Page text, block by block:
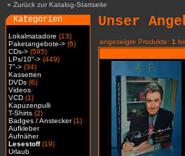
» Zurück zur Katalog-Startseite
Kategorien
Lokalmatadore (13)
Paketangebote-> (6)
CDs-> (595)
LPs/10"-> (449)
7"-> (34)
Kassetten
DVDs (6)
Videos
VCD (1)
Kapuzenpulli
T-Shirts (2)
Badges / Anstecker(1)
Aufkleber
Aufnäher
Lesestoff(19)
Urlaub
Unser
angezeigte Produkte: 1